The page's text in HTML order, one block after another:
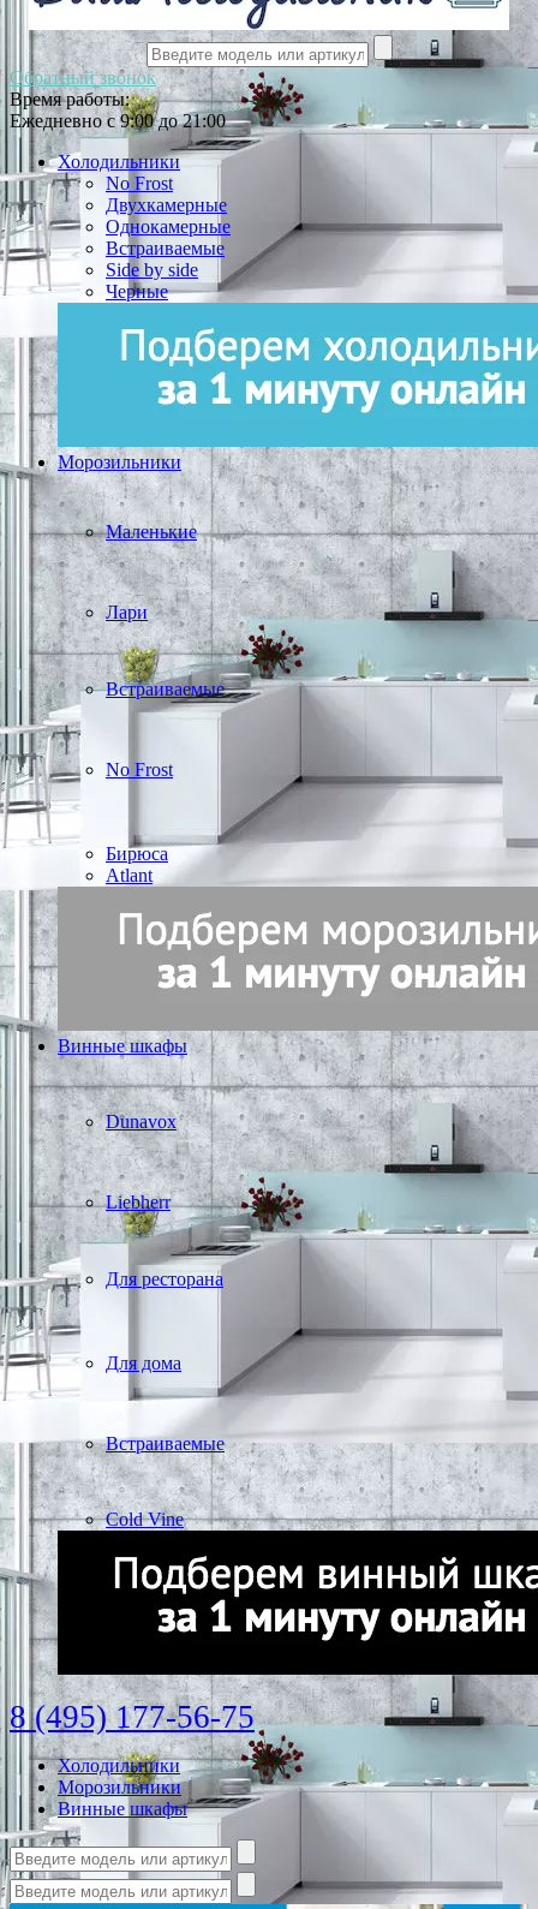
Обратный звонок
Время работы:
Ежедневно с 9:00 до 21:00
Холодильники
No Frost
Двухкамерные
Однокамерные
Встраиваемые
Side by side
Черные
Морозильники
Маленькие
Лари
Встраиваемые
No Frost
Бирюса
Atlant
Винные шкафы
Dunavox
Liebherr
Для ресторана
Для дома
Встраиваемые
Cold Vine
8 (495) 177-56-75
Холодильники
Морозильники
Винные шкафы